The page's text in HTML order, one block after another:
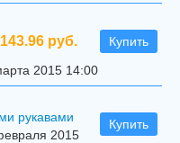
143.96 руб. Купить
2015 14:00
Купить
рукавами
2015